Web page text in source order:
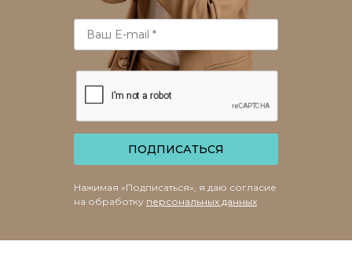
ПОДПИСАТЬСЯ
Нажимая «Подписаться», я даю согласие
на обработку персональных данных